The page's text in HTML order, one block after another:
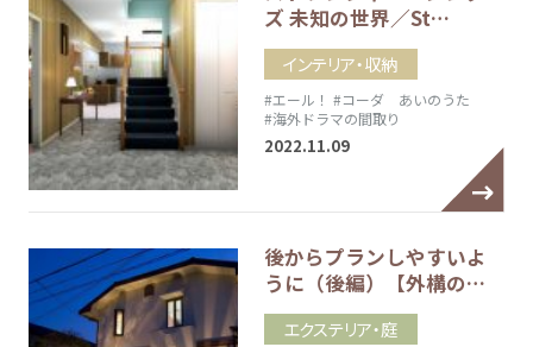
ズ 未知の世界／St…
インテリア・収納
#エール！ #コーダ あいのうた
#海外ドラマの間取り
2022.11.09
後からプランしやすいよ
うに（後編）【外構の…
エクステリア・庭